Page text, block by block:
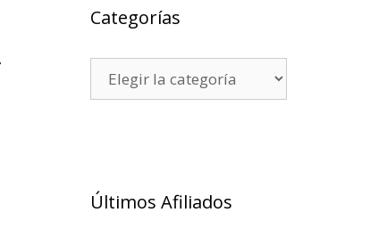
Categorías
Últimos Afiliados